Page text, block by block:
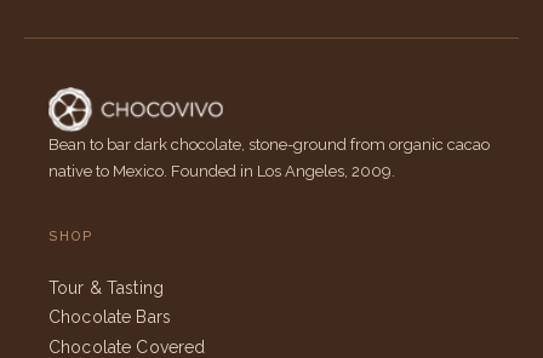
Bean to bar dark chocolate, stone-ground from organic cacao
native to Mexico. Founded in Los Angeles, 2009.
SHOP
Tour & Tasting
Chocolate Bars
Chocolate Covered